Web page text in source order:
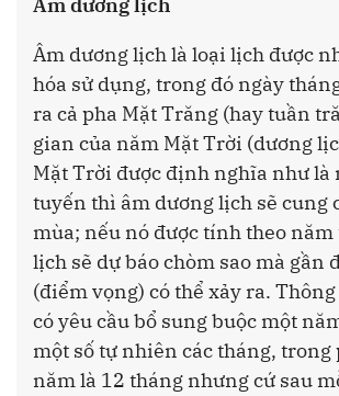
Âm dương lịch là loại lịch được
hóa sử dụng, trong đó ngày
ra cả pha Mặt Trăng (hay tuần
gian của năm Mặt Trời (dương
Mặt Trời được định nghĩa như là
tuyến thì âm dương lịch sẽ cung
mùa; nếu nó được tính theo
lịch sẽ dự báo chòm sao mà gần
(điểm vọng) có thể xảy ra.
có yêu cầu bổ sung buộc một
một số tự nhiên các tháng, trong
năm là 12 tháng nhưng cứ sau